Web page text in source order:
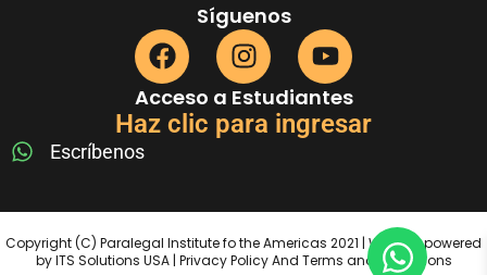
Síguenos
Acceso a Estudiantes
Haz clic para ingresar
Escríbenos
Copyright (C) Paralegal Institute fo the Americas 2021 | Website powered
by ITS Solutions USA | Privacy Policy And Terms and Conditions